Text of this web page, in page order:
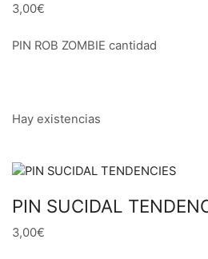
3,00€
PIN ROB ZOMBIE cantidad
Hay existencias
PIN SUCIDAL
3,00€